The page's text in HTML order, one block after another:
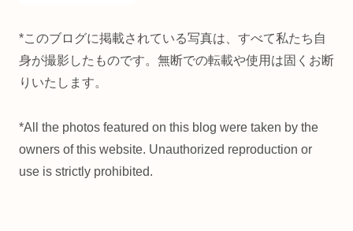
*このブログに掲載されている写真は、すべて私たち自
身が撮影したものです。無断での転載や使用は固くお断
りいたします。
*All the photos featured on this blog were taken by the
owners of this website. Unauthorized reproduction or
use is strictly prohibited.